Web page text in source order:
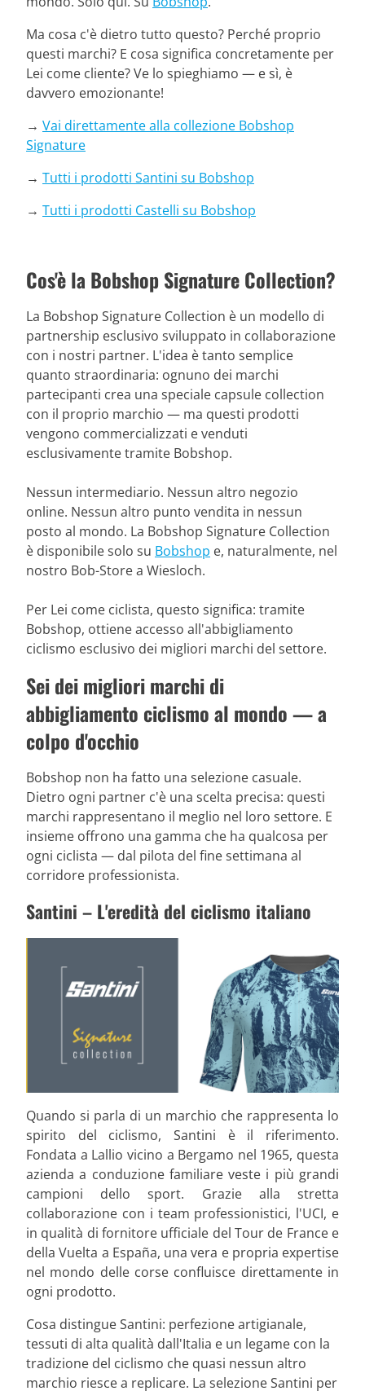
Ma cosa c'è dietro tutto questo? Perché proprio
questi marchi? E cosa significa concretamente per
Lei come cliente? Ve lo spieghiamo — e sì, è
davvero emozionante!
→ Vai direttamente alla collezione Bobshop
Signature
→ Tutti i prodotti Santini su Bobshop
→ Tutti i prodotti Castelli su Bobshop
Cos'è la Bobshop Signature Collection?
La Bobshop Signature Collection è un modello di
partnership esclusivo sviluppato in collaborazione
con i nostri partner. L'idea è tanto semplice
quanto straordinaria: ognuno dei marchi
partecipanti crea una speciale capsule collection
con il proprio marchio — ma questi prodotti
vengono commercializzati e venduti
esclusivamente tramite Bobshop.
Nessun intermediario. Nessun altro negozio
online. Nessun altro punto vendita in nessun
posto al mondo. La Bobshop Signature Collection
è disponibile solo su Bobshop e, naturalmente, nel
nostro Bob-Store a Wiesloch.
Per Lei come ciclista, questo significa: tramite
Bobshop, ottiene accesso all'abbigliamento
ciclismo esclusivo dei migliori marchi del settore.
Sei dei migliori marchi di
abbigliamento ciclismo al mondo — a
colpo d'occhio
Bobshop non ha fatto una selezione casuale.
Dietro ogni partner c'è una scelta precisa: questi
marchi rappresentano il meglio nel loro settore. E
insieme offrono una gamma che ha qualcosa per
ogni ciclista — dal pilota del fine settimana al
corridore professionista.
Santini – L'eredità del ciclismo italiano
Quando si parla di un marchio che rappresenta lo
spirito del ciclismo, Santini è il riferimento.
Fondata a Lallio vicino a Bergamo nel 1965, questa
azienda a conduzione familiare veste i più grandi
campioni dello sport. Grazie alla stretta
collaborazione con i team professionistici, l'UCI, e
in qualità di fornitore ufficiale del Tour de France e
della Vuelta a España, una vera e propria expertise
nel mondo delle corse confluisce direttamente in
ogni prodotto.
Cosa distingue Santini: perfezione artigianale,
tessuti di alta qualità dall'Italia e un legame con la
tradizione del ciclismo che quasi nessun altro
marchio riesce a replicare. La selezione Santini per